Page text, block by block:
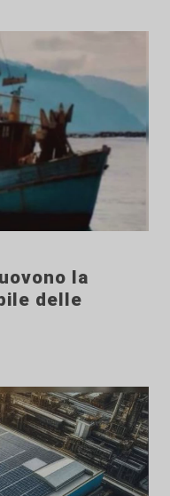
la
delle